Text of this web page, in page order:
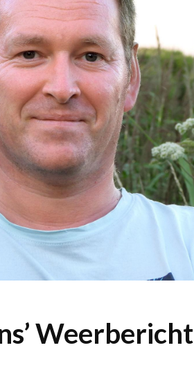
Weerbericht